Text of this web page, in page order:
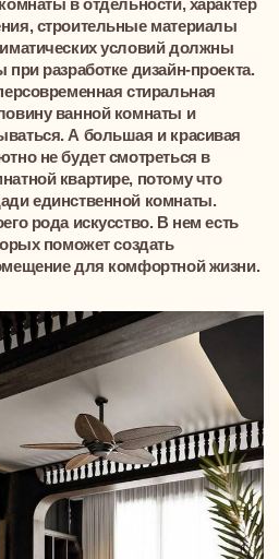
квартиры и
и
без
быть явно
штрих в
то
Таким
душа
с комфортом
Она не